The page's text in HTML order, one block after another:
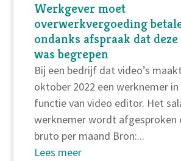
Werkgever moet
overwerkvergoeding
ondanks afspraak dat
was begrepen
Bij een bedrijf dat video’s
oktober 2022 een werknemer
functie van video editor. Het
werknemer wordt afgesproken
bruto per maand Bron:...
Lees meer